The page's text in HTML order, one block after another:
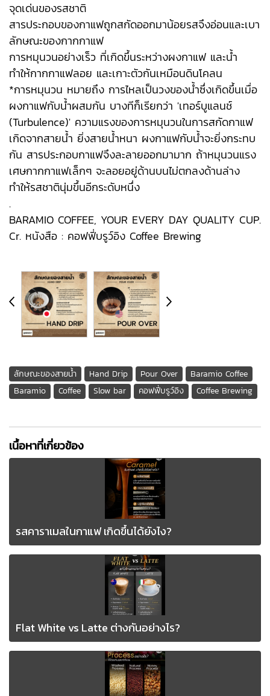
จุดเด่นของรสชาติ
สารประกอบของกาแฟถูกสกัดออกมาน้อยรสจึงอ่อนและเบา
ลักษณะของกากกาแฟ
การหมุนวนอย่างเร็ว ที่เกิดขึ้นระหว่างผงกาแฟ และน้ำ
ทำให้กากกาแฟลอย และเกาะตัวกันเหมือนดินโคลน
*การหมุนวน หมายถึง การไหลเป็นวงของน้ำซึ่งเกิดขึ้นเมื่อ
ผงกาแฟกับน้ำผสมกัน บางทีก็เรียกว่า 'เทอร์บูแลนช์
(Turbulence)' ความแรงของการหมุนวนในการสกัดกาแฟ
เกิดจากสายน้ำ ยิ่งสายน้ำหนา ผงกาแฟกับน้ำจะยิ่งกระทบ
กัน สารประกอบกาแฟจึงละลายออกมามาก ถ้าหมุนวนแรง
เศษกากกาแฟเล็กๆ จะลอยอยู่ด้านบนไม่ตกลงด้านล่าง
ทำให้รสชาตินุ่มขึ้นอีกระดับหนึ่ง
.
BARAMIO COFFEE, YOUR EVERY DAY QUALITY CUP.
Cr. หนังสือ : คอฟฟี่บรูว์อิง Coffee Brewing
ลักษณะของสายน้ำ Hand Drip Pour Over
Baramio Coffee
Baramio
Coffee Slow bar คอฟฟี่บรูว์อิง Coffee Brewing
เนื้อหาที่เกี่ยวข้อง
รสคาราเมลในกาแฟ เกิดขึ้นได้ยังไง?
Flat White vs Latte ต่างกันอย่างไร?